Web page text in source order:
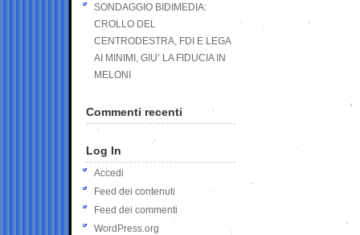
SONDAGGIO BIDIMEDIA:
CROLLO DEL
CENTRODESTRA, FDI E LEGA
AI MINIMI, GIU’ LA FIDUCIA IN
MELONI
Commenti recenti
Log In
Accedi
Feed dei contenuti
Feed dei commenti
WordPress.org